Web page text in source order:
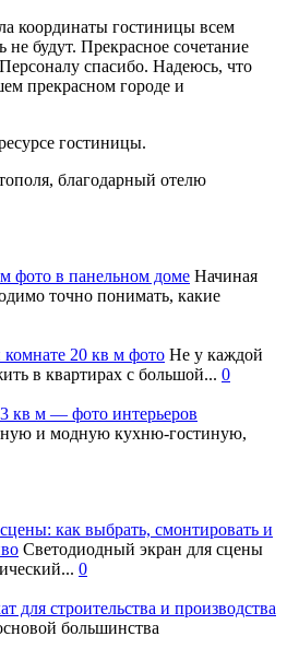
координаты гостиницы всем
не будут. Прекрасное сочетание
спасибо. Надеюсь, что
прекрасном городе и
гостиницы.
благодарный отелю
фото в панельном доме Начиная
точно понимать, какие
комнате 20 кв м фото Не у каждой
в квартирах с большой... 0
кв м — фото интерьеров
и модную кухню-гостиную,
как выбрать, смонтировать и
Светодиодный экран для сцены
0
для строительства и производства
большинства